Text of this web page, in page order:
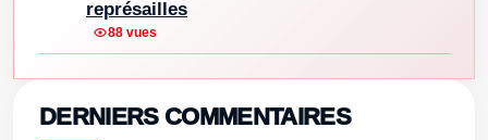
représailles
88 vues
DERNIERS COMMENTAIRES